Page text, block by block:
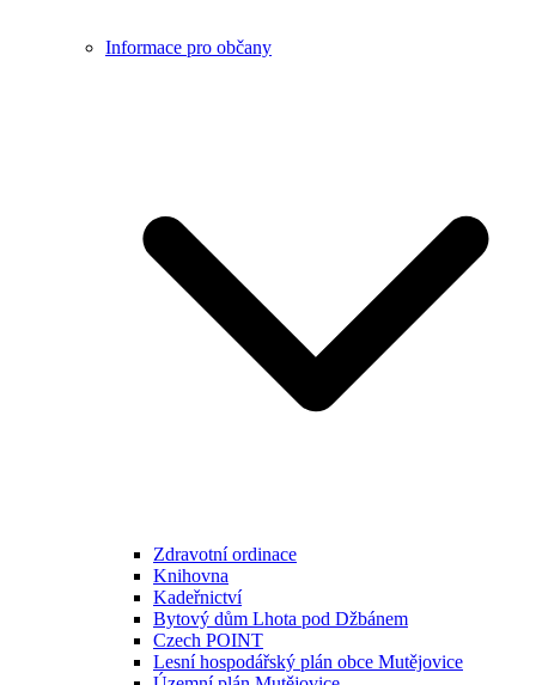
Informace pro občany
Zdravotní ordinace
Knihovna
Kadeřnictví
Bytový dům Lhota pod Džbánem
Czech POINT
Lesní hospodářský plán obce Mutějovice